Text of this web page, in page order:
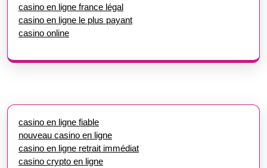
casino en ligne france légal
casino en ligne le plus payant
casino online
casino en ligne fiable
nouveau casino en ligne
casino en ligne retrait immédiat
casino crypto en ligne